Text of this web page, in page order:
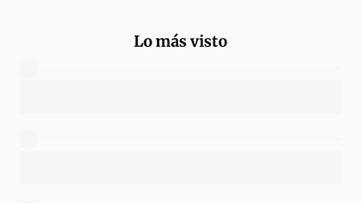
Lo más visto